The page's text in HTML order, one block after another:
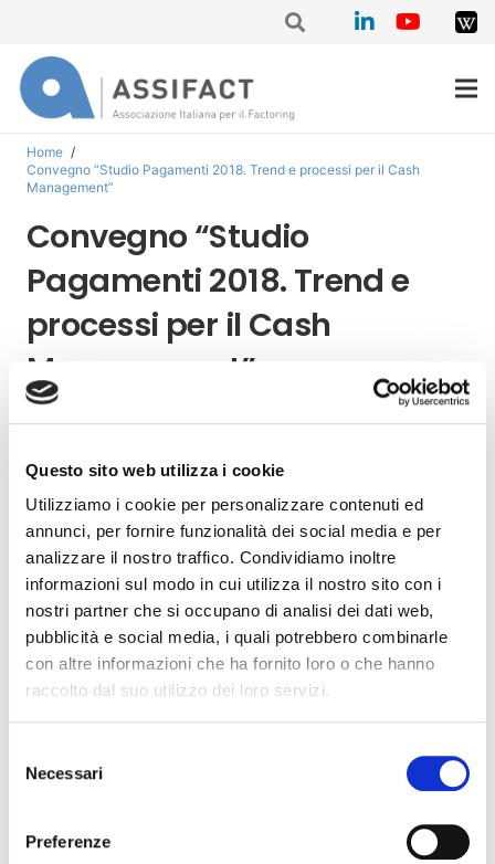
Questo sito web utilizza i cookie
Utilizziamo i cookie per personalizzare contenuti ed
annunci, per fornire funzionalità dei social media e per
analizzare il nostro traffico. Condividiamo inoltre
informazioni sul modo in cui utilizza il nostro sito con i
nostri partner che si occupano di analisi dei dati web,
pubblicità e social media, i quali potrebbero combinarle
con altre informazioni che ha fornito loro o che hanno
raccolto dal suo utilizzo dei loro servizi.
delNecessari
Preferenze
Home /
Convegno “Studio Pagamenti 2018. Trend e processi per il Cash
Management”
Convegno “Studio
Pagamenti 2018. Trend e
processi per il Cash
Management”
Milano, 11 Aprile 2018
L’11 Aprile a Milano si terrà la 14ª edizione dello
Studio Pagamenti, il convegno annuale organizzato
da CRIBIS D&B in collaborazione con Il Sole24Ore e
patrocinato da Assifact per fare il punto su politiche
commerciali, gestione del working capital e sviluppo
del business.
La partecipazione all’evento è gratuita, previa
iscrizione compilando la scheda di registrazione on
line.
suIlsole24ore
Per pronto riferimento, il modulo di iscrizione è
disponibile al seguente